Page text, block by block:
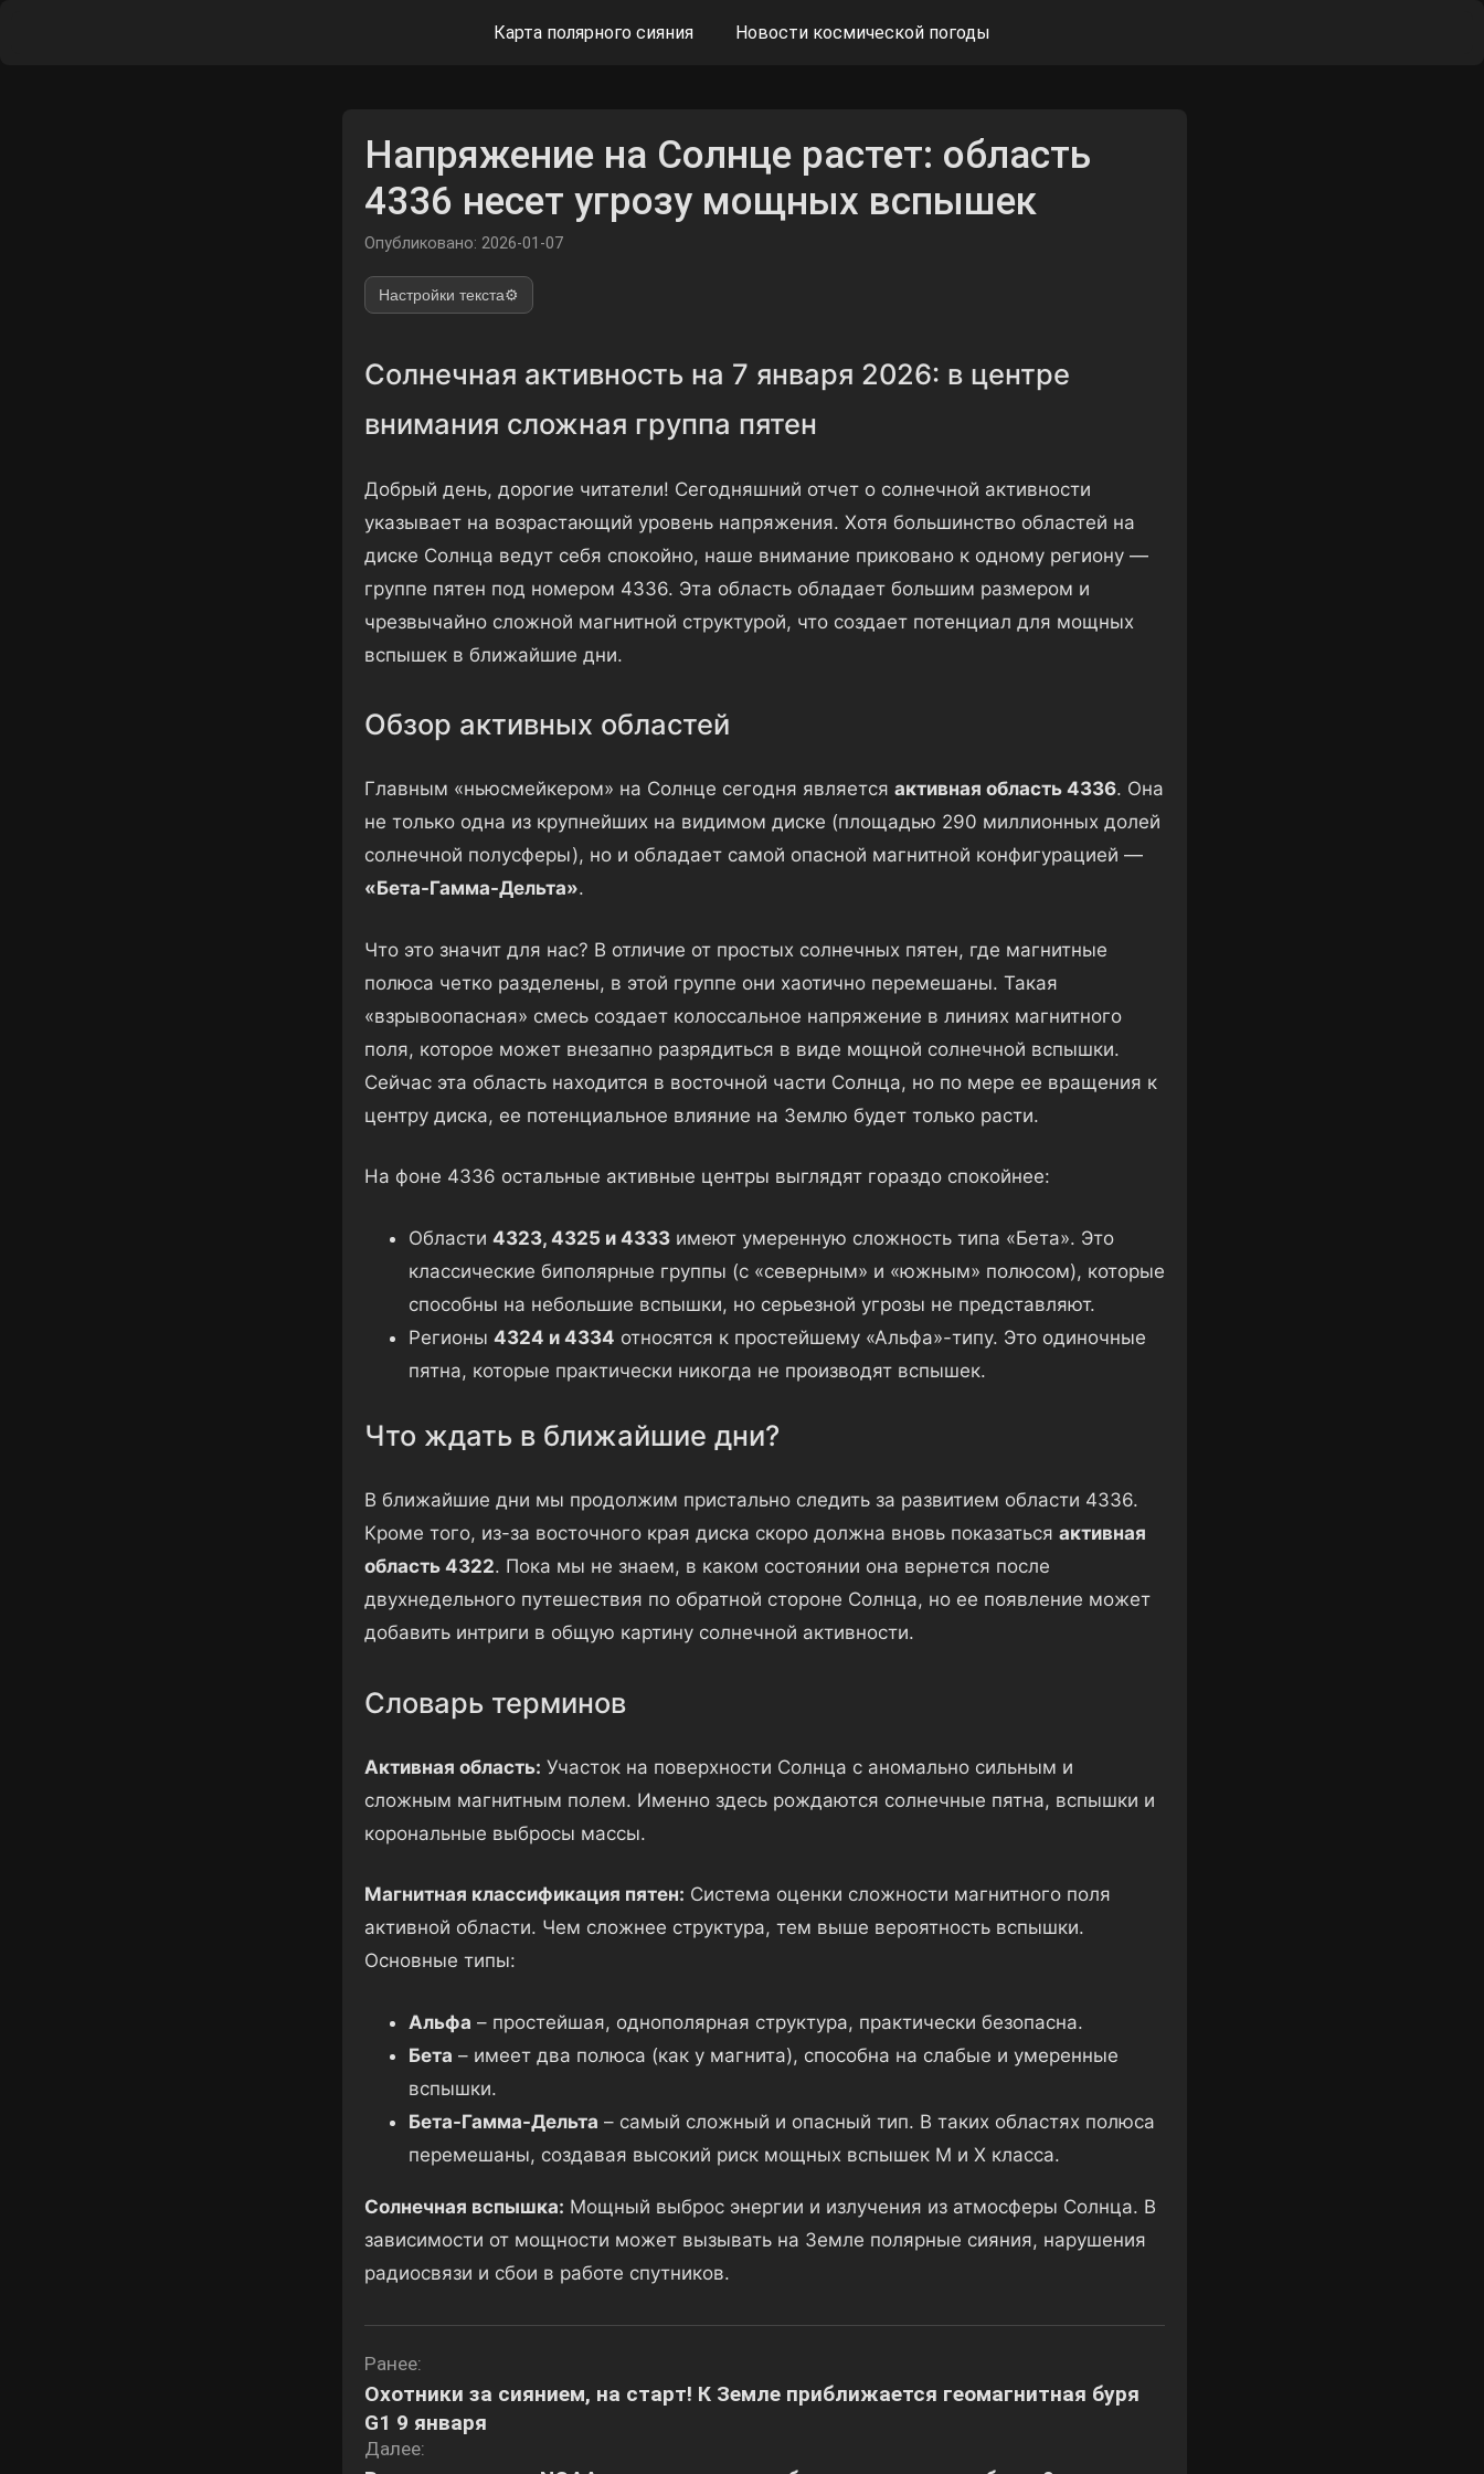
Карта полярного сияния Новости космической погоды
Напряжение на Солнце растет: область
4336 несет угрозу мощных вспышек
Опубликовано: 2026-01-07
Настройки текста⚙️
Солнечная активность на 7 января 2026: в центре
внимания сложная группа пятен
Добрый день, дорогие читатели! Сегодняшний отчет о солнечной активности
указывает на возрастающий уровень напряжения. Хотя большинство областей на
диске Солнца ведут себя спокойно, наше внимание приковано к одному региону —
группе пятен под номером 4336. Эта область обладает большим размером и
чрезвычайно сложной магнитной структурой, что создает потенциал для мощных
вспышек в ближайшие дни.
Обзор активных областей
Главным «ньюсмейкером» на Солнце сегодня является активная область 4336. Она
не только одна из крупнейших на видимом диске (площадью 290 миллионных долей
солнечной полусферы), но и обладает самой опасной магнитной конфигурацией —
«Бета-Гамма-Дельта».
Что это значит для нас? В отличие от простых солнечных пятен, где магнитные
полюса четко разделены, в этой группе они хаотично перемешаны. Такая
«взрывоопасная» смесь создает колоссальное напряжение в линиях магнитного
поля, которое может внезапно разрядиться в виде мощной солнечной вспышки.
Сейчас эта область находится в восточной части Солнца, но по мере ее вращения к
центру диска, ее потенциальное влияние на Землю будет только расти.
На фоне 4336 остальные активные центры выглядят гораздо спокойнее:
Области 4323, 4325 и 4333имеют умеренную сложность типа «Бета». Это
классические биполярные группы (с «северным» и «южным» полюсом), которые
способны на небольшие вспышки, но серьезной угрозы не представляют.
Регионы 4324 и 4334 относятся к простейшему «Альфа»-типу. Это одиночные
пятна, которые практически никогда не производят вспышек.
Что ждать в ближайшие дни?
В ближайшие дни мы продолжим пристально следить за развитием области 4336.
Кроме того, из-за восточного края диска скоро должна вновь показаться активная
область 4322. Пока мы не знаем, в каком состоянии она вернется после
двухнедельного путешествия по обратной стороне Солнца, но ее появление может
добавить интриги в общую картину солнечной активности.
Словарь терминов
Активная область: Участок на поверхности Солнца с аномально сильным и
сложным магнитным полем. Именно здесь рождаются солнечные пятна, вспышки и
корональные выбросы массы.
Магнитная классификация пятен: Система оценки сложности магнитного поля
активной области. Чем сложнее структура, тем выше вероятность вспышки.
Основные типы:
Альфа – простейшая, однополярная структура, практически безопасна.
Бета – имеет два полюса (как у магнита), способна на слабые и умеренные
вспышки.
Бета-Гамма-Дельта – самый сложный и опасный тип. В таких областях полюса
перемешаны, создавая высокий риск мощных вспышек M и X класса.
Солнечная вспышка: Мощный выброс энергии и излучения из атмосферы Солнца. В
зависимости от мощности может вызывать на Земле полярные сияния, нарушения
радиосвязи и сбои в работе спутников.
Навигация
по
записям
Ранее:
Охотники за сиянием, на старт! К Земле приближается геомагнитная буря
G1 9 января
Далее: